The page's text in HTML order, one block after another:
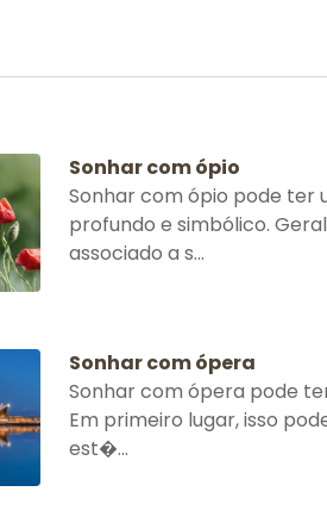
Sonhar com ópio
Sonhar com ópio pode ter
profundo e simbólico.
associado a s...
Sonhar com ópera
Sonhar com ópera pode
Em primeiro lugar, isso
est�...